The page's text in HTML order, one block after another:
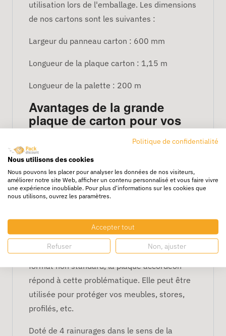
utilisation lors de l'emballage. Les dimensions
de nos cartons sont les suivantes :
Largeur du panneau carton : 600 mm
Longueur de la plaque carton : 1,15 m
Longueur de la palette : 200 m
Avantages de la grande
plaque de carton pour vos
envois
La plaque de carton a l’avantage de s’adapter
à la longueur souhaitée. Ainsi, quelles que
soient les dimensions de votre colis, il vous
suffit de découper la plaque sur sa longueur
S’il est parfois compliqué de trouver un
emballage adapté aux produits longs ou de
format non standard, la plaque accordéon
répond à cette problématique. Elle peut être
utilisée pour protéger vos meubles, stores,
profilés, etc.
Doté de 4 rainurages dans le sens de la
Politique de confidentialité
Nous utilisons des cookies
Nous pouvons les placer pour analyser les données de nos visiteurs,
améliorer notre site Web, afficher un contenu personnalisé et vous faire vivre
une expérience inoubliable. Pour plus d'informations sur les cookies que
nous utilisons, ouvrez les paramètres.
Accepter tout
Refuser Non, ajuster